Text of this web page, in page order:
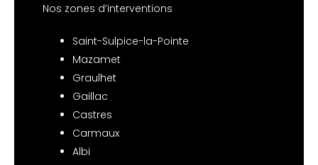
Nos zones d’interventions
Saint-Sulpice-la-Pointe
Mazamet
Graulhet
Gaillac
Castres
Carmaux
Albi